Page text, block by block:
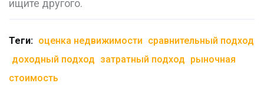
ищите другого.
Теги: оценка недвижимости сравнительный подход
доходный подход затратный подход рыночная
стоимость